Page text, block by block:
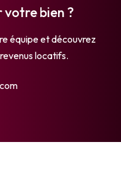
votrebien ?
équipe et découvrez
locatifs.